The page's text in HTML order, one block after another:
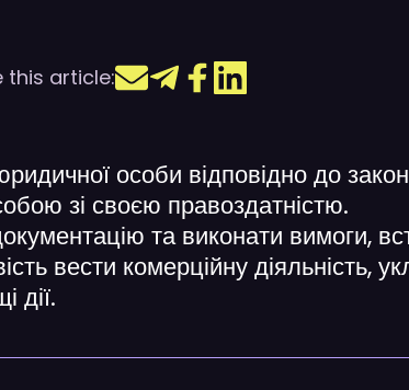
this article:
особи відповідно до
зі своєю правоздатністю.
та виконати вимоги,
вести комерційну діяльність,
дії.